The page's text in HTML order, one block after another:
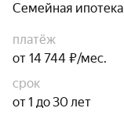
Семейная ипотека
платёж
от 14 744 ₽/мес.
срок
от 1 до 30 лет